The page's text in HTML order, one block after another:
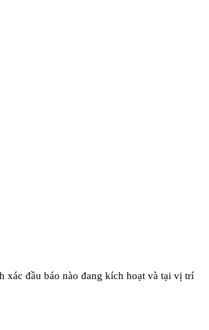
xác đầu báo nào đang kích hoạt và tại vị trí